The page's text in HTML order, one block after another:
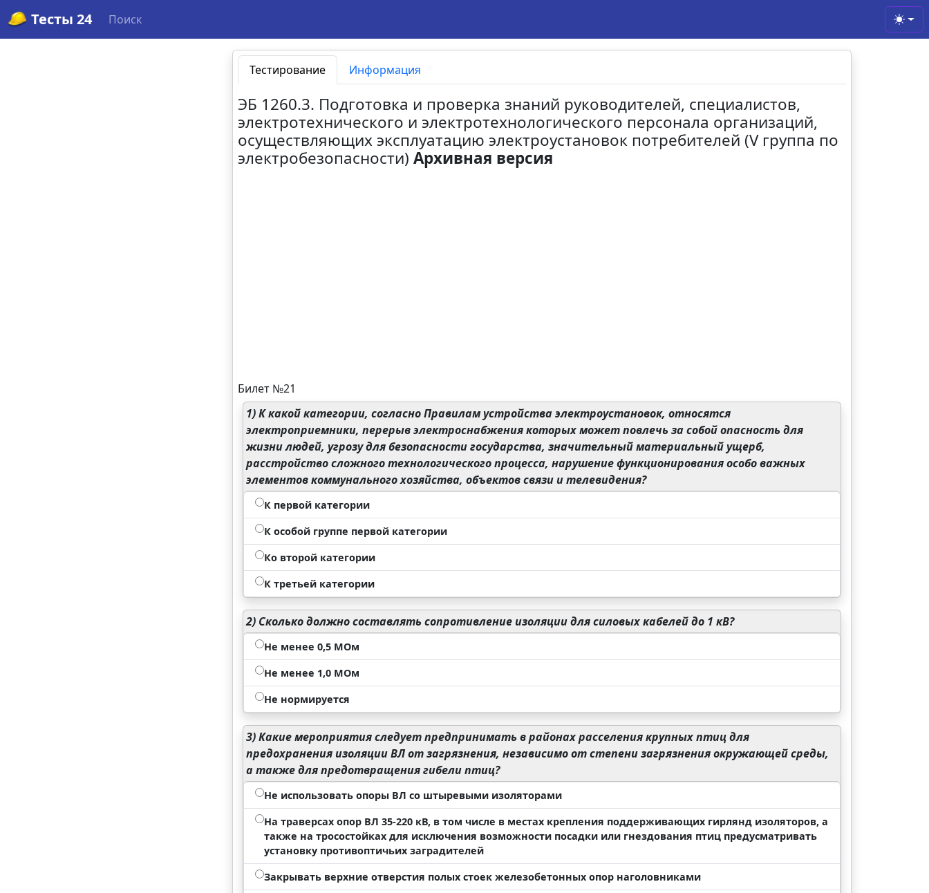
Тесты 24 Поиск
Тестирование Информация
ЭБ 1260.3. Подготовка и проверка знаний руководителей, специалистов,
электротехнического и электротехнологического персонала организаций,
осуществляющих эксплуатацию электроустановок потребителей (V группа по
электробезопасности) Архивная версия
Билет №21
1)К какой категории, согласно Правилам устройства электроустановок, относятся
электроприемники, перерыв электроснабжения которых может повлечь за собой опасность для
жизни людей, угрозу для безопасности государства, значительный материальный ущерб,
расстройство сложного технологического процесса, нарушение функционирования особо важных
элементов коммунального хозяйства, объектов связи и телевидения?
К первой категории
К особой группе первой категории
Ко второй категории
К третьей категории
2) Сколько должно составлять сопротивление изоляции для силовых кабелей до 1 кВ?
Не менее 0,5 МОм
Не менее 1,0 МОм
Не нормируется
3)Какие мероприятия следует предпринимать в районах расселения крупных птиц для
предохранения изоляции ВЛ от загрязнения, независимо от степени загрязнения окружающей среды,
а также для предотвращения гибели птиц?
Не использовать опоры ВЛ со штыревыми изоляторами
На траверсах опор ВЛ 35-220 кВ, в том числе в местах крепления поддерживающих гирлянд изоляторов, а
также на тросостойках для исключения возможности посадки или гнездования птиц предусматривать
установку противоптичьих заградителей
Закрывать верхние отверстия полых стоек железобетонных опор наголовниками